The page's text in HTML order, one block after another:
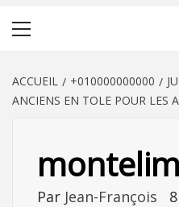
ACCUEIL +010000000000
ANCIENS EN TOLE POUR LES
Par Jean-François